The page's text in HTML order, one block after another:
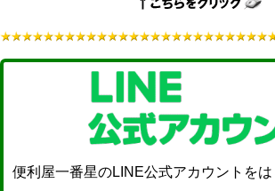
便利屋一番星のLINE公式アカウントをは